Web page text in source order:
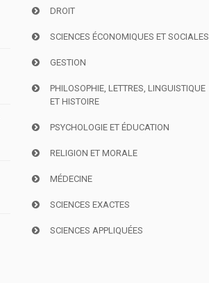
DROIT
SCIENCES ÉCONOMIQUES ET SOCIALES
GESTION
PHILOSOPHIE, LETTRES, LINGUISTIQUE
ET HISTOIRE
PSYCHOLOGIE ET ÉDUCATION
RELIGION ET MORALE
MÉDECINE
SCIENCES EXACTES
SCIENCES APPLIQUÉES